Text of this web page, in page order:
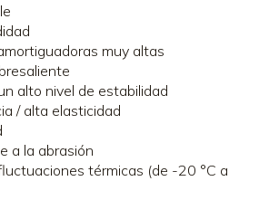
muy altas
alto nivel de estabilidad
/ alta elasticidad
a la abrasión
térmicas (de -20 °C a